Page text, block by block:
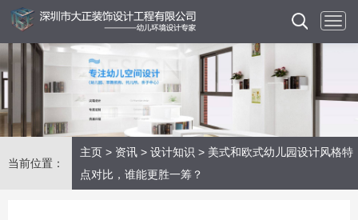
当前位置：
主页 > 资讯 > 设计知识 > 美式和欧式幼儿园设计风格特
点对比，谁能更胜一筹？